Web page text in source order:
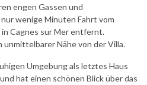
engen Gassen und
wenige Minuten Fahrt vom
Cagnes sur Mer entfernt.
Nähe von der Villa.
Umgebung als letztes Haus
hat einen schönen Blick über das